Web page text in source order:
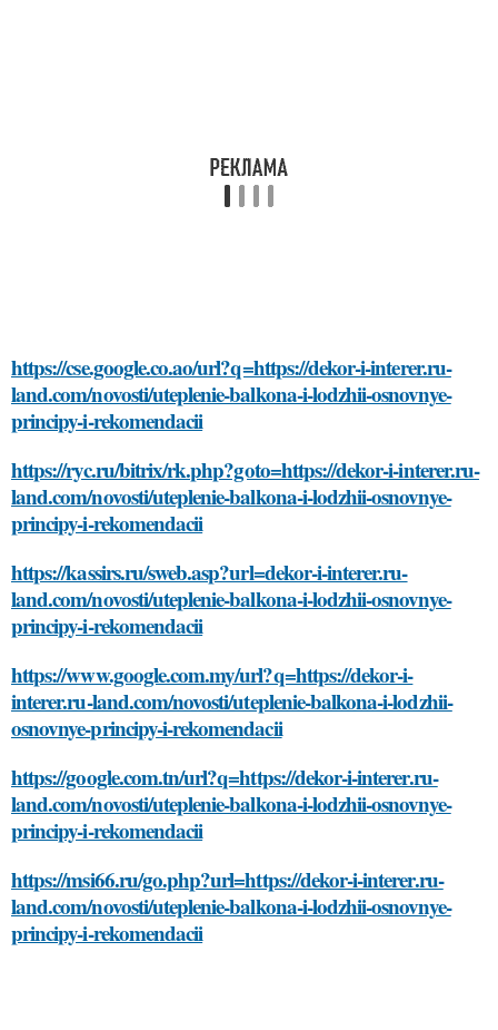
https://cse.google.co.ao/url?q=https://dekor-i-interer.ru-
land.com/novosti/uteplenie-balkona-i-lodzhii-osnovnye-
principy-i-rekomendacii
https://ryc.ru/bitrix/rk.php?goto=https://dekor-i-interer.ru-
land.com/novosti/uteplenie-balkona-i-lodzhii-osnovnye-
principy-i-rekomendacii
https://kassirs.ru/sweb.asp?url=dekor-i-interer.ru-
land.com/novosti/uteplenie-balkona-i-lodzhii-osnovnye-
principy-i-rekomendacii
https://www.google.com.my/url?q=https://dekor-i-
interer.ru-land.com/novosti/uteplenie-balkona-i-lodzhii-
osnovnye-principy-i-rekomendacii
https://google.com.tn/url?q=https://dekor-i-interer.ru-
land.com/novosti/uteplenie-balkona-i-lodzhii-osnovnye-
principy-i-rekomendacii
https://msi66.ru/go.php?url=https://dekor-i-interer.ru-
land.com/novosti/uteplenie-balkona-i-lodzhii-osnovnye-
principy-i-rekomendacii